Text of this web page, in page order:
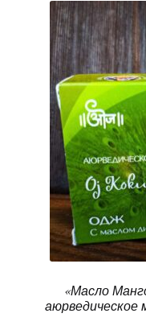
«Масло
аюрведическое